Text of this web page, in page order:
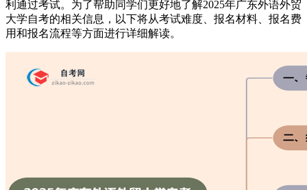
利通过考试。为了帮助同学们更好地了解2025年广东外语外贸
大学自考的相关信息，以下将从考试难度、报名材料、报名费
用和报名流程等方面进行详细解读。